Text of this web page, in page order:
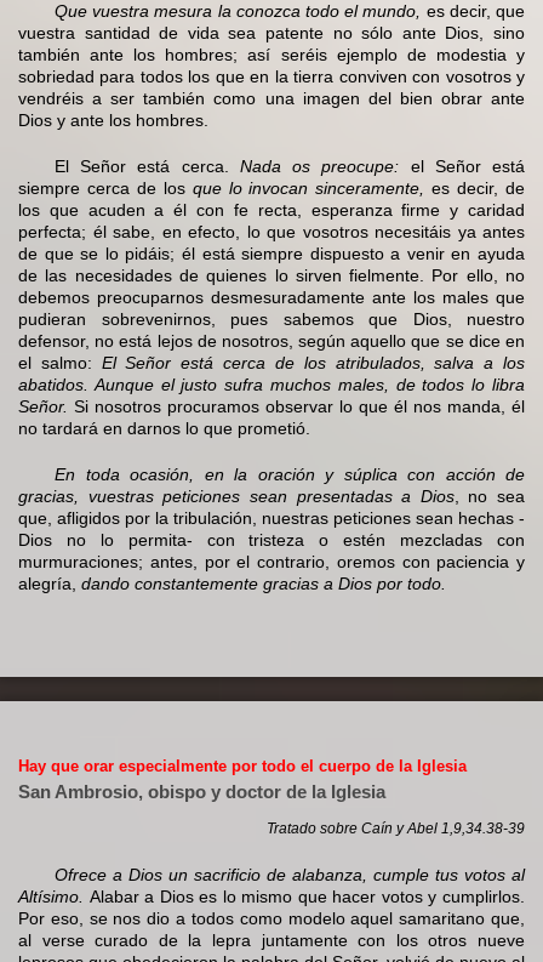
Que vuestra mesura la conozca todo el mundo, es decir, que
vuestra santidad de vida sea patente no sólo ante Dios, sino
también ante los hombres; así seréis ejemplo de modestia y
sobriedad para todos los que en la tierra conviven con vosotros y
vendréis a ser también como una imagen del bien obrar ante
Dios y ante los hombres.
El Señor está cerca. Nada os preocupe: el Señor está
siempre cerca de los que lo invocan sinceramente,
es decir, de
los que acuden a él con fe recta, esperanza firme y caridad
perfecta; él sabe, en efecto, lo que vosotros necesitáis ya antes
de que se lo pidáis; él está siempre dispuesto a venir en ayuda
de las necesidades de quienes lo sirven fielmente. Por ello, no
debemos preocuparnos desmesuradamente ante los males que
pudieran sobrevenirnos, pues sabemos que Dios, nuestro
defensor, no está lejos de nosotros, según aquello que se dice en
el salmo: El Señor está cerca de los atribulados, salva a los
abatidos. Aunque el justo sufra muchos males, de todos lo libra
Señor. Si nosotros procuramos observar lo que él nos manda, él
no tardará en darnos lo que prometió.
En toda ocasión, en la oración y súplica con acción de
gracias, vuestras peticiones sean presentadas a Dios, no sea
que, afligidos por la tribulación, nuestras peticiones sean hechas -
Dios no lo permita- con tristeza o estén mezcladas con
murmuraciones; antes, por el contrario, oremos con paciencia y
alegría, dando constantemente gracias a Dios por todo.
Hay que orar especialmente por todo el cuerpo de la Iglesia
San Ambrosio, obispo y doctor de la Iglesia
Tratado sobre Caín y Abel 1,9,34.38-39
Ofrece a Dios un sacrificio de alabanza, cumple tus votos al
Altísimo. Alabar a Dios es lo mismo que hacer votos y cumplirlos.
Por eso, se nos dio a todos como modelo aquel samaritano que,
al verse curado de la lepra juntamente con los otros nueve